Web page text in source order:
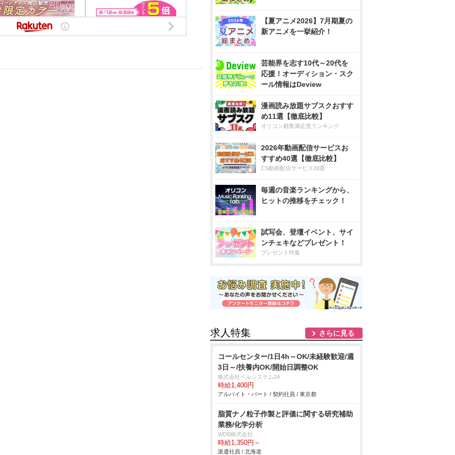
【夏アニメ2026】7月期夏の
新アニメを一挙紹介！
芸能界を志す10代～20代を
応援！オーディション・スク
ール情報はDeview
漫画読み放題サブスクおすす
め11選【徹底比較】
オリコン顧客満足度ランキング
2026年動画配信サービスお
すすめ40選【徹底比較】
CS動画配信サービス20選
毎週の音楽ランキングから、
ヒットの推移をチェック！
試写会、登壇イベント、サイ
ンチェキなどプレゼント！
プレゼント特集
求人特集 さらに見る
コールセンター/1日4h～OK/未経験歓迎/週
3日～/扶養内OK/開始日調整OK
株式会社ベルシステム24
時給1,400円
アルバイト・パート / 契約社員 / 東京都
脂質ナノ粒子作製と評価に関する研究補助
業務/化学分析
WDB株式会社
時給1,350円～
派遣社員 / 北海道